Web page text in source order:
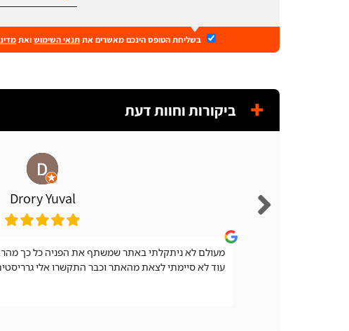
בשליחת הטופס הינכם מאשרים אתתנאי השימושואת
ביקורות וחוות דעת
Drory Yuval
מעולם לא ניתקלתי באתר שמשתף את הפניה כל כך מהר.
עוד לא סיימתי לצאת מהאתר וכבר התקשרו אלי